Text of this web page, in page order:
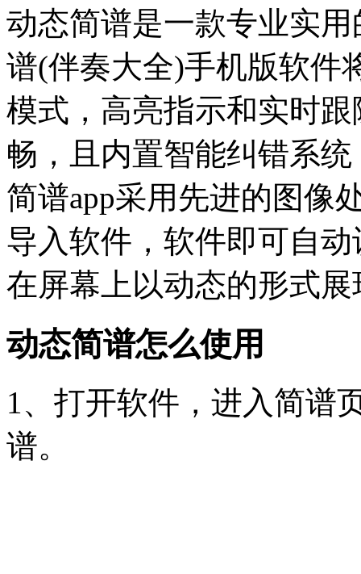
动态简谱是一款专业实
谱(伴奏大全)手机版软件
模式，高亮指示和实时
畅，且内置智能纠错系
简谱app采用先进的图像
导入软件，软件即可自
在屏幕上以动态的形式
动态简谱怎么使用
1、打开软件，进入简谱
谱。